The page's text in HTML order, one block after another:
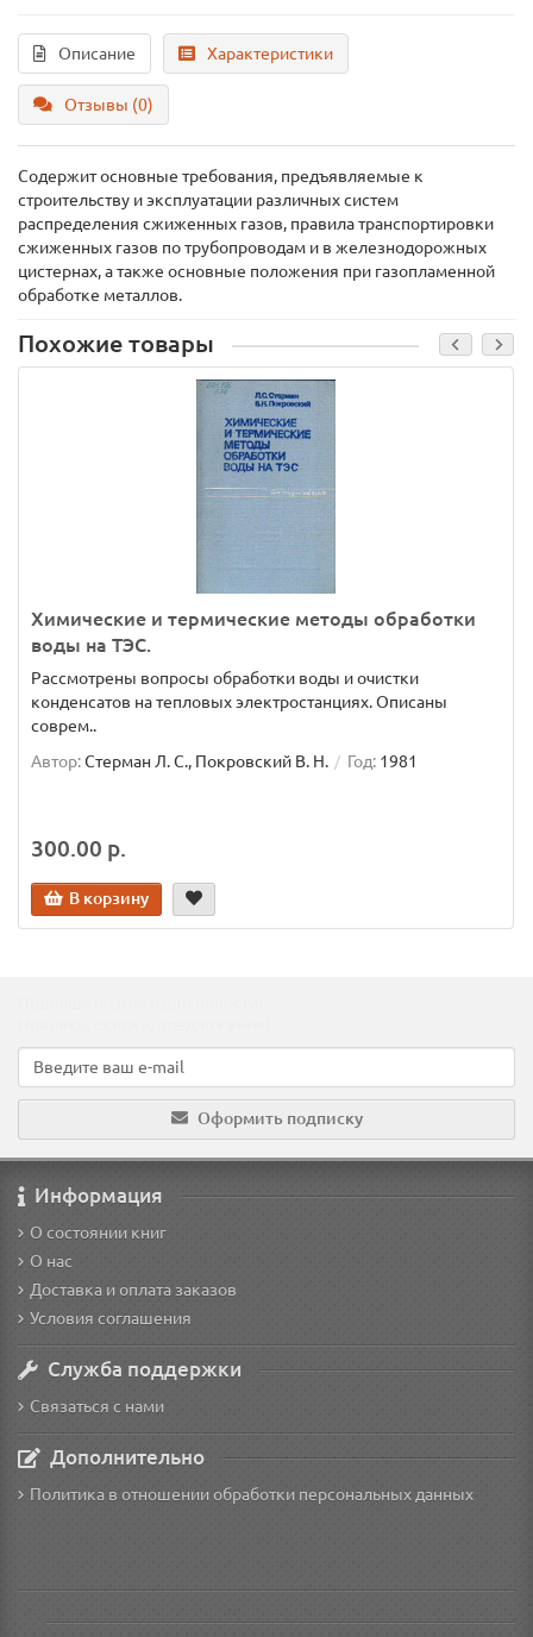
Описание Характеристики
Отзывы (0)
Содержит основные требования, предъявляемые к
строительству и эксплуатации различных систем
распределения сжиженных газов, правила транспортировки
сжиженных газов по трубопроводам и в железнодорожных
цистернах, а также основные положения при газопламенной
обработке металлов.
Похожие товары
Химические и термические методы обработки
воды на ТЭС.
Рассмотрены вопросы обработки воды и очистки
конденсатов на тепловых электростанциях. Описаны
соврем..
Автор:Стерман Л. С., Покровский В. Н. Год: 1981
300.00 р.
В корзину
Оформить подписку
Информация
О состоянии книг
О нас
Доставка и оплата заказов
Условия соглашения
Служба поддержки
Связаться с нами
Дополнительно
Политика в отношении обработки персональных данных